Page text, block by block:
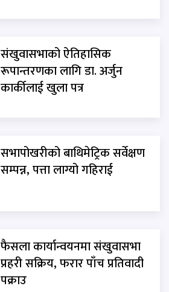
संखुवासभाको ऐतिहासिक
रूपान्तरणका लागि डा. अर्जुन
कार्कीलाई खुला पत्र
सभापोखरीको बाथिमेट्रिक सर्वेक्षण
सम्पन्न, पत्ता लाग्यो गहिराई
फैसला कार्यान्वयनमा संखुवासभा
प्रहरी सक्रिय, फरार पाँच प्रतिवादी
पक्राउ